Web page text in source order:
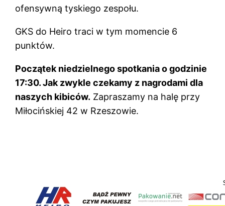
ofensywną tyskiego zespołu.
GKS do Heiro traci w tym momencie 6
punktów.
Początek niedzielnego spotkania o godzinie
17:30. Jak zwykle czekamy z nagrodami dla
naszych kibiców. Zapraszamy na halę przy
Miłocińskiej 42 w Rzeszowie.